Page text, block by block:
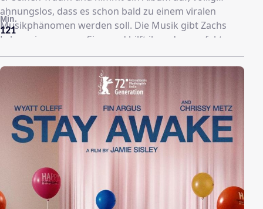
ahnungslos, dass es schon bald zu einem viralen
Musikphänomen werden soll. Die Musik gibt Zachs
Leben einen neuen Sinn und hilft ihm, den perfekten
Weg zu finden, sich zu verabschieden… mit einem
Song, der um die Welt gehen wird.
121
Min.